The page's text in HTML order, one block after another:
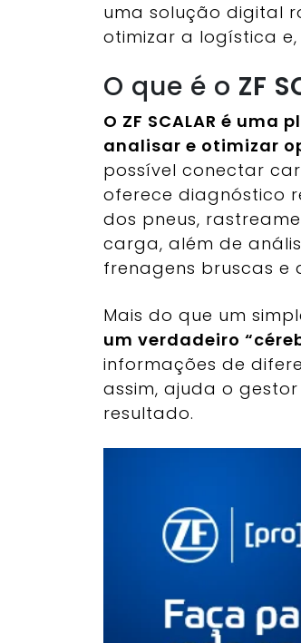
uma solução digital
otimizar a logística
O que é o ZF
O ZF SCALAR é
analisar e otimizar
possível conectar
oferece diagnóstico
dos pneus,
carga, além de
frenagens bruscas e
Mais do que um
um verdadeiro
informações de
assim, ajuda o
resultado.